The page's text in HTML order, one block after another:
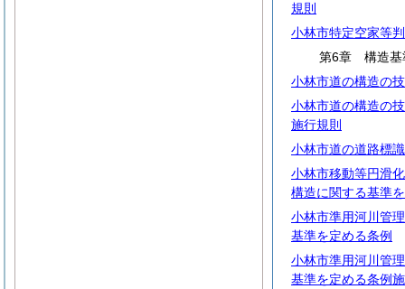
規則
小林市特定空家等
第6章 構造基
小林市道の構造の
小林市道の構造の
施行規則
小林市道の道路標
小林市移動等円滑
構造に関する基準
小林市準用河川管
基準を定める条例
小林市準用河川管
基準を定める条例